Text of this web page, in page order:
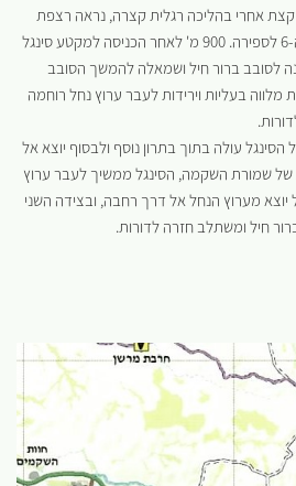
אחרי בהליכה רגלית קצרה, נראה רצפת
פסיפס, שריד למנזר מן המאה ה-6 לספירה. 900 מ' לאחר הכניסה למקטע סינגל
לסובב ברור חיל ושמאלה להמשך הסובב
מלווה בעליות וירידות לעבר ערוץ נחל רוחמה
עולה בתוך בתרון נוסף ולבסוף יוצא אל
של שמורת השקמה, הסינגל ממשיך לעבר ערוץ
ק"מ הסינגל יוצא מערוץ הנחל אל דרך רחבה, ובצידה השני
חיל ומשתלב חזרה לדורות.